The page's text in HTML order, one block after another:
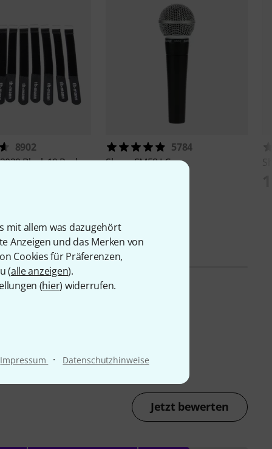
mit allem was dazugehört
Anzeigen und das Merken von
Cookies für Präferenzen,
(alle anzeigen).
(hier) widerrufen.
Impressum · Datenschutzhinweise
8902
Black 10 Pack
5784
ShureSM58 LC
Jetzt bewerten